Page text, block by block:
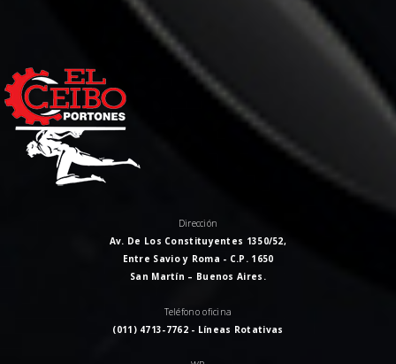
Dirección
Av. De Los Constituyentes 1350/52,
Entre Savio y Roma - C.P. 1650
San Martín – Buenos Aires.
Teléfono oficina
(011) 4713-7762 - Líneas Rotativas